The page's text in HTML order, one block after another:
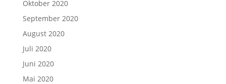
Oktober 2020
September 2020
August 2020
Juli 2020
Juni 2020
Mai 2020